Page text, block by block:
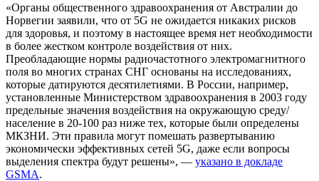
«Органы общественного здравоохранения от Австралии до
Норвегии заявили, что от 5G не ожидается никаких рисков
для здоровья, и поэтому в настоящее время нет необходимости
в более жестком контроле воздействия от них.
Преобладающие нормы радиочастотного электромагнитного
поля во многих странах СНГ основаны на исследованиях,
которые датируются десятилетиями. В России, например,
установленные Министерством здравоохранения в 2003 году
предельные значения воздействия на окружающую среду/
население в 20-100 раз ниже тех, которые были определены
МКЗНИ. Эти правила могут помешать развертыванию
экономически эффективных сетей 5G, даже если вопросы
выделения спектра будут решены», — указано в докладе
GSMA.